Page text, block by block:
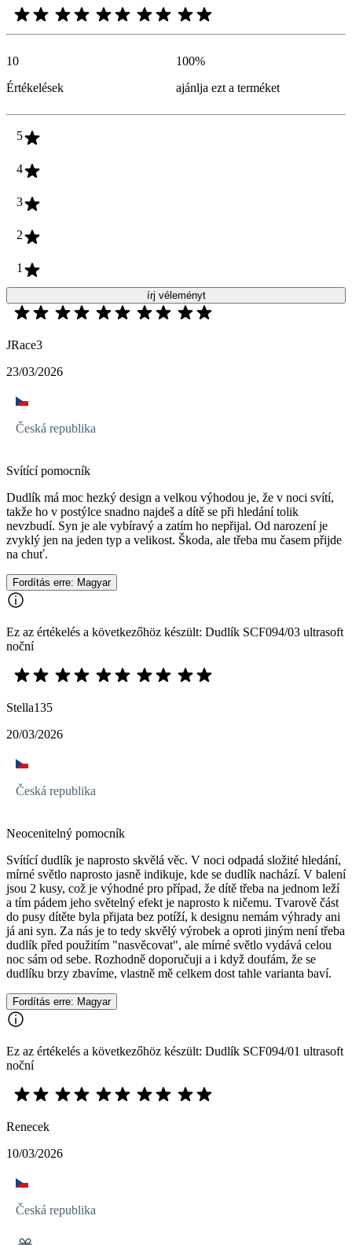
10
Értékelések
100%
ajánlja ezt a terméket
5
4
3
2
1
írj véleményt
JRace3
23/03/2026
Česká republika
Svítící pomocník
Dudlík má moc hezký design a velkou výhodou je, že v noci svítí,
takže ho v postýlce snadno najdeš a dítě se při hledání tolik
nevzbudí. Syn je ale vybíravý a zatím ho nepřijal. Od narození je
zvyklý jen na jeden typ a velikost. Škoda, ale třeba mu časem přijde
na chuť.
Fordítás erre: Magyar
Ez az értékelés a következőhöz készült: Dudlík SCF094/03 ultrasoft
noční
Stella135
20/03/2026
Česká republika
Neocenitelný pomocník
Svítící dudlík je naprosto skvělá věc. V noci odpadá složité hledání,
mírné světlo naprosto jasně indikuje, kde se dudlík nachází. V balení
jsou 2 kusy, což je výhodné pro případ, že dítě třeba na jednom leží
a tím pádem jeho světelný efekt je naprosto k ničemu. Tvarově část
do pusy dítěte byla přijata bez potíží, k designu nemám výhrady ani
já ani syn. Za nás je to tedy skvělý výrobek a oproti jiným není třeba
dudlík před použitím "nasvěcovat", ale mírné světlo vydává celou
noc sám od sebe. Rozhodně doporučuji a i když doufám, že se
dudlíku brzy zbavíme, vlastně mě celkem dost tahle varianta baví.
Fordítás erre: Magyar
Ez az értékelés a következőhöz készült: Dudlík SCF094/01 ultrasoft
noční
Renecek
10/03/2026
Česká republika